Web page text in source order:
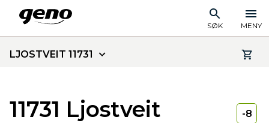
SØK MENY
LJOSTVEIT 11731
11731 Ljostveit -8